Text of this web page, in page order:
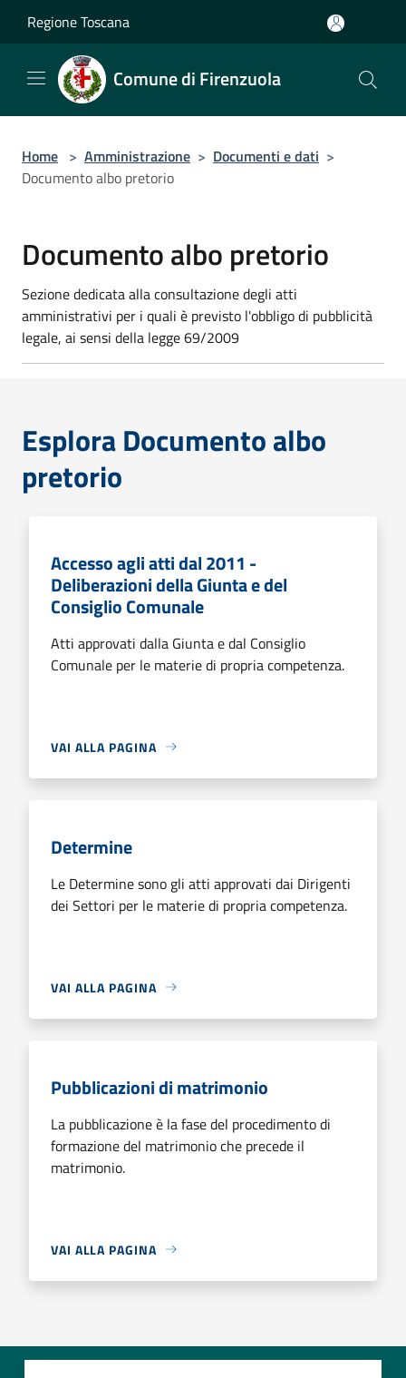
Regione Toscana
Comune di Firenzuola
Home > Amministrazione > Documenti e dati >
Documento albo pretorio
Documento albo pretorio
Sezione dedicata alla consultazione degli atti
amministrativi per i quali è previsto l'obbligo di pubblicità
legale, ai sensi della legge 69/2009
Esplora Documento albo
pretorio
Accesso agli atti dal 2011 -
Deliberazioni della Giunta e del
Consiglio Comunale
Atti approvati dalla Giunta e dal Consiglio
Comunale per le materie di propria competenza.
VAI ALLA PAGINA
Determine
Le Determine sono gli atti approvati dai Dirigenti
dei Settori per le materie di propria competenza.
VAI ALLA PAGINA
Pubblicazioni di matrimonio
La pubblicazione è la fase del procedimento di
formazione del matrimonio che precede il
matrimonio.
VAI ALLA PAGINA